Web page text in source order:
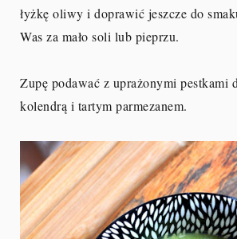
łyżkę oliwy i doprawić jeszcze do
Was za mało soli lub pieprzu.
Zupę podawać z uprażonymi pestkami
kolendrą i tartym parmezanem.